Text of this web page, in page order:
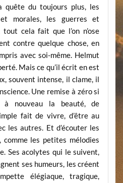
quête du toujours plus, les
et morales, les guerres et
tout cela fait que l’on n’ose
contre quelque chose, en
avec soi-même. Helmut
Mais ce qu’il écrit en est
souvent intense, il clame, il
Une remise à zéro si
à nouveau la beauté, de
fait de vivre, d’être au
les autres. Et d’écouter les
comme les petites mélodies
Ses acolytes qui le suivent,
ses humeurs, les créent
élégiaque, tragique,